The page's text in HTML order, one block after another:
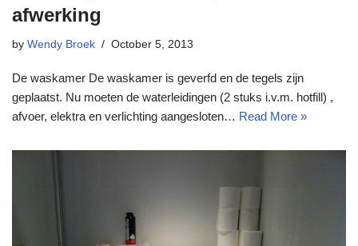
afwerking
by Wendy Broek October 5, 2013
De waskamer De waskamer is geverfd en de tegels zijn
geplaatst. Nu moeten de waterleidingen (2 stuks i.v.m. hotfill) ,
afvoer, elektra en verlichting aangesloten… Read More »